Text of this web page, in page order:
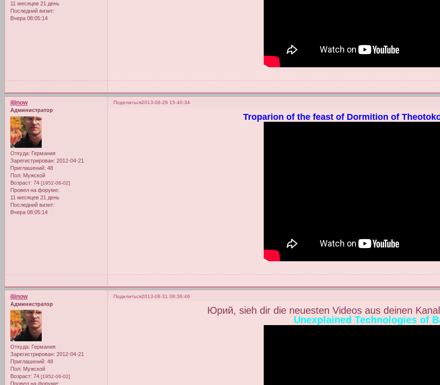
11 месяцев 21 день
Последний визит:
Вчера 08:05:14
Поделиться2013-08-28 15:40:34
iljinow
Администратор
Откуда: Германия
Зарегистрирован: 2012-04-21
Приглашений: 48
Пол: Мужской
Возраст: 74[1952-06-02]
Провел на форуме:
11 месяцев 21 день
Последний визит:
Вчера 08:05:14
Troparion of the feast of Dormition of
Поделиться2013-08-31 08:36:46
iljinow
Администратор
Откуда: Германия
Зарегистрирован: 2012-04-21
Приглашений: 48
Пол: Мужской
Возраст: 74[1952-06-02]
Провел на форуме:
Юрий, sieh dir die neuesten Videos aus deinen
Unexplained Technologies of